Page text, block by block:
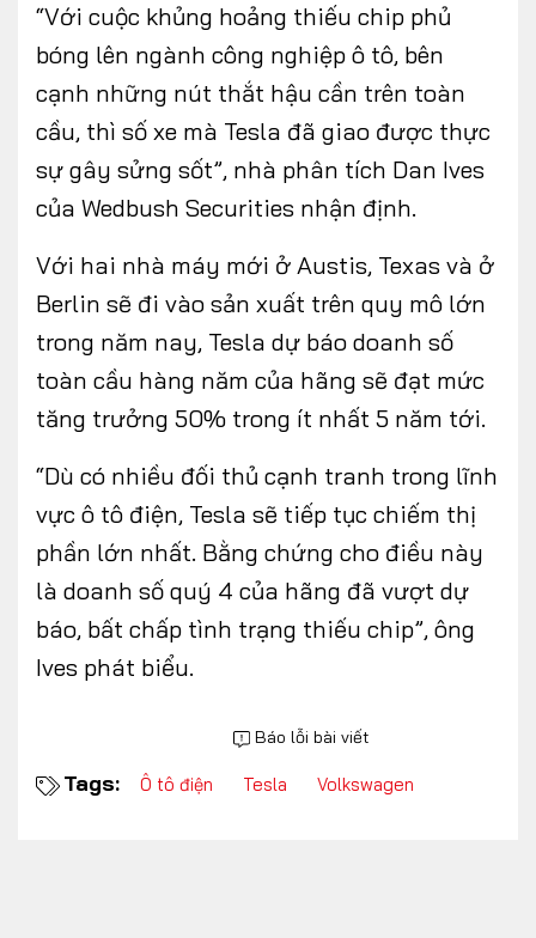
“Với cuộc khủng hoảng thiếu chip phủ
bóng lên ngành công nghiệp ô tô, bên
cạnh những nút thắt hậu cần trên toàn
cầu, thì số xe mà Tesla đã giao được thực
sự gây sửng sốt”, nhà phân tích Dan Ives
của Wedbush Securities nhận định.
Với hai nhà máy mới ở Austis, Texas và ở
Berlin sẽ đi vào sản xuất trên quy mô lớn
trong năm nay, Tesla dự báo doanh số
toàn cầu hàng năm của hãng sẽ đạt mức
tăng trưởng 50% trong ít nhất 5 năm tới.
“Dù có nhiều đối thủ cạnh tranh trong lĩnh
vực ô tô điện, Tesla sẽ tiếp tục chiếm thị
phần lớn nhất. Bằng chứng cho điều này
là doanh số quý 4 của hãng đã vượt dự
báo, bất chấp tình trạng thiếu chip”, ông
Ives phát biểu.
Báo lỗi bài viết
Tags: Ô tô điện Tesla Volkswagen